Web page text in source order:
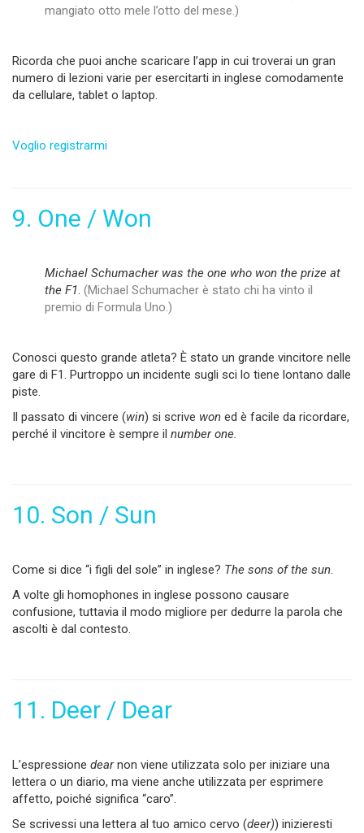
mangiato otto mele l’otto del mese.)
Ricorda che puoi anche scaricare l’app in cui troverai un gran
numero di lezioni varie per esercitarti in inglese comodamente
da cellulare, tablet o laptop.
Voglio registrarmi
9. One / Won
Michael Schumacher was the one who won the prize at
the F1. (Michael Schumacher è stato chi ha vinto il
premio di Formula Uno.)
Conosci questo grande atleta? È stato un grande vincitore nelle
gare di F1. Purtroppo un incidente sugli sci lo tiene lontano dalle
piste.
Il passato di vincere (win) si scrive won ed è facile da ricordare,
perché il vincitore è sempre il number one.
10. Son / Sun
Come si dice “i figli del sole” in inglese? The sons of the sun.
A volte gli homophones in inglese possono causare
confusione, tuttavia il modo migliore per dedurre la parola che
ascolti è dal contesto.
11. Deer / Dear
L’espressione dearnon viene utilizzata solo per iniziare una
lettera o un diario, ma viene anche utilizzata per esprimere
affetto, poiché significa “caro”.
Se scrivessi una lettera al tuo amico cervo (deer)) inizieresti